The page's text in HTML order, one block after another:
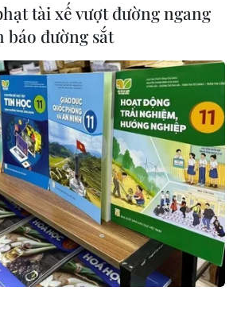
Xem thêm
TẤN XÃ VIỆT NAM
TIẾN DUẨN
THỊ TÁM, KHÚC THANH
tài xế vượt đường ngang
báo đường sắt